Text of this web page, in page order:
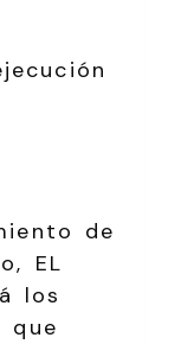
de
EL
los
que